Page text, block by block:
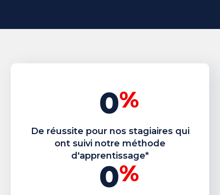
0%
De réussite pour nos stagiaires qui
ont suivi notre méthode
d'apprentissage*
0%